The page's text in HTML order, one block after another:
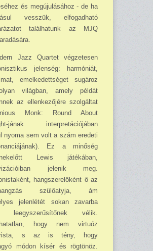
és megújulásához - de ha
vesszük, elfogadható
találhatunk az MJQ
Jazz Quartet végzetesen
jelenség: harmóniát,
emelkedettséget sugároz
világban, amely példát
az ellenkezőjére szolgáltat
Monk: Round About
jának interpretációjában
nyoma sem volt a szám eredeti
Ez a minőség
Lewis játékában,
jelenik meg.
hangszerelőként ő az
hangzás szü­lőatyja, ám
jelenlétét sokan zavarba
leegyszerűsítőnek vélik.
hogy nem virtuóz
s az is tény, hogy
módon kísér és rögtönöz.